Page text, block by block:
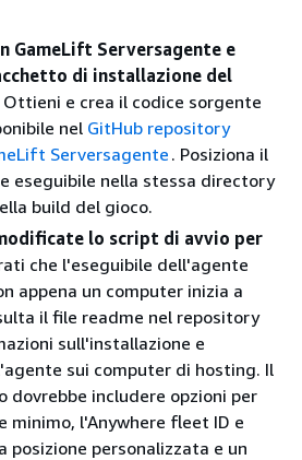
GameLift Serversagente e
di installazione del
Ottieni e crea il codice sorgente
nel GitHub repository
Serversagente . Posiziona il
eseguibile nella stessa directory
build del gioco.
lo script di avvio per
che l'eseguibile dell'agente
appena un computer inizia a
il file readme nel repository
sull'installazione e
sui computer di hosting. Il
dovrebbe includere opzioni per
minimo, l'Anywhere fleet ID e
posizione personalizzata e un